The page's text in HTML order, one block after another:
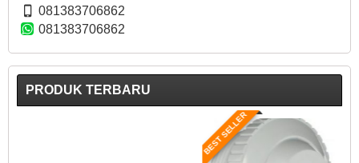
081383706862
081383706862
PRODUK TERBARU